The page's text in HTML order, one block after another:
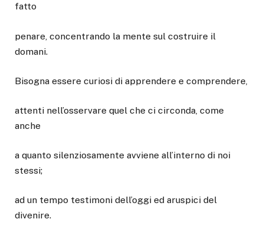
fatto
penare, concentrando la mente sul costruire il
domani.
Bisogna essere curiosi di apprendere e comprendere,
attenti nell’osservare quel che ci circonda, come
anche
a quanto silenziosamente avviene all’interno di noi
stessi;
ad un tempo testimoni dell’oggi ed aruspici del
divenire.